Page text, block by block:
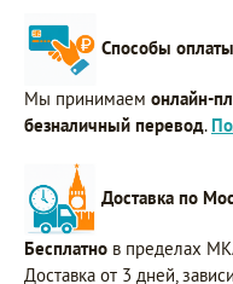
Способы оплаты
Мы принимаем онлайн-
безналичный перевод.
Доставка по
Бесплатно в пределах
Доставка от 3 дней,